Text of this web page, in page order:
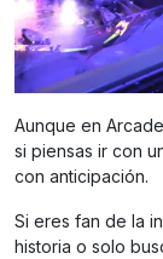
Aunque en
si piensas ir con
con anticipación.
Si eres fan de la
historia o solo